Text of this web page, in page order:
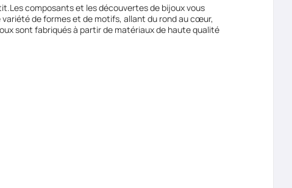
composants et les découvertes de bijoux vous
de formes et de motifs, allant du rond au cœur,
sont fabriqués à partir de matériaux de haute qualité